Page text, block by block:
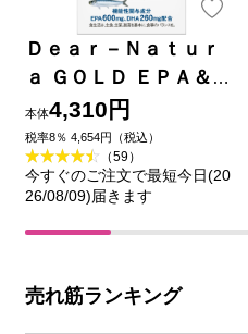
Ｄｅａｒ－Ｎａｔｕｒ
ａ ＧＯＬＤ ＥＰＡ＆Ｄ
ＨＡ ３６０粒 アサヒグ
ループ食品株式会社
本体4,310円
税率8％ 4,654円（税込）
（59）
今すぐのご注文で最短今日(20
26/08/09)届きます
売れ筋ランキング